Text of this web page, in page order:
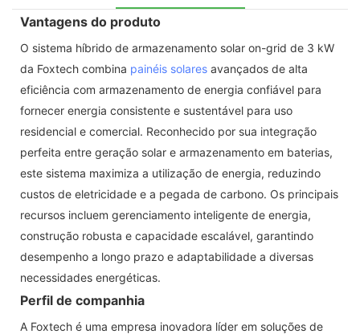
Vantagens do produto
O sistema híbrido de armazenamento solar on-grid de 3 kW
da Foxtech combina painéis solares avançados de alta
eficiência com armazenamento de energia confiável para
fornecer energia consistente e sustentável para uso
residencial e comercial. Reconhecido por sua integração
perfeita entre geração solar e armazenamento em baterias,
este sistema maximiza a utilização de energia, reduzindo
custos de eletricidade e a pegada de carbono. Os principais
recursos incluem gerenciamento inteligente de energia,
construção robusta e capacidade escalável, garantindo
desempenho a longo prazo e adaptabilidade a diversas
necessidades energéticas.
Perfil de companhia
A Foxtech é uma empresa inovadora líder em soluções de